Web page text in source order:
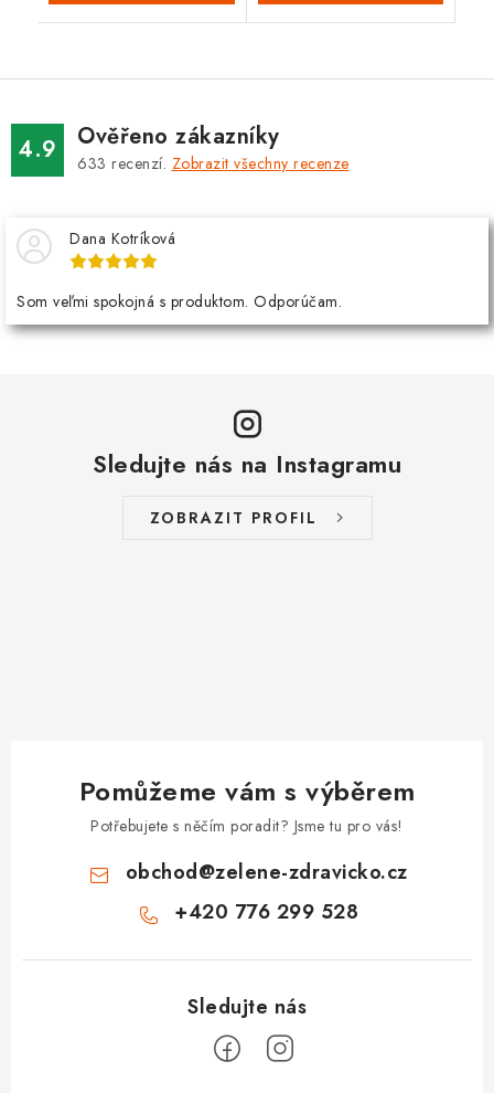
4.9 Ověřeno zákazníky
633 recenzí. Zobrazit všechny recenze
Dana Kotríková
Som veľmi spokojná s produktom. Odporúčam.
Sledujte nás na Instagramu
ZOBRAZIT PROFIL
Pomůžeme vám s výběrem
Potřebujete s něčím poradit? Jsme tu pro vás!
obchod@zelene-zdravicko.cz
+420 776 299 528